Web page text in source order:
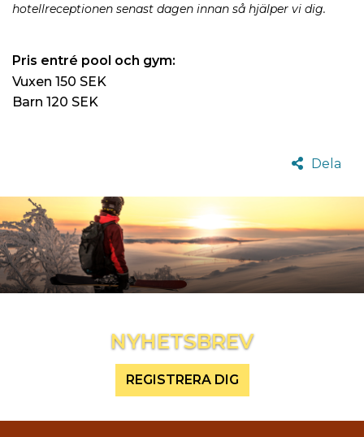
hotellreceptionen senast dagen innan så hjälper vi dig.
Pris entré pool och gym:
Vuxen 150 SEK
Barn 120 SEK
Dela
NYHETSBREV
REGISTRERA DIG